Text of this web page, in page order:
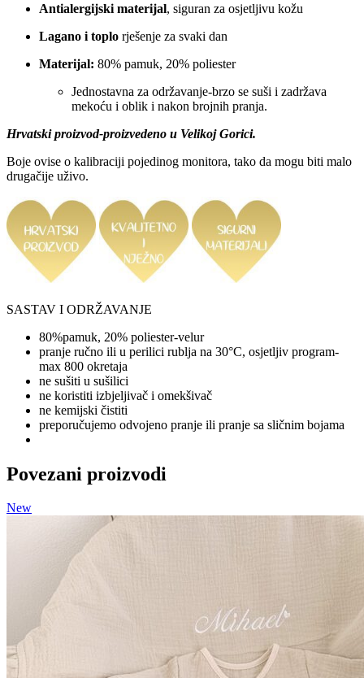
Antialergijski materijal, siguran za osjetljivu kožu
Lagano i toplo rješenje za svaki dan
Materijal: 80% pamuk, 20% poliester
Jednostavna za održavanje-brzo se suši i zadržava
mekoću i oblik i nakon brojnih pranja.
Hrvatski proizvod-proizvedeno u Velikoj Gorici.
Boje ovise o kalibraciji pojedinog monitora, tako da mogu biti malo
drugačije uživo.
SASTAV I ODRŽAVANJE
80%pamuk, 20% poliester-velur
pranje ručno ili u perilici rublja na 30°C, osjetljiv program-
max 800 okretaja
ne sušiti u sušilici
ne koristiti izbjeljivač i omekšivač
ne kemijski čistiti
preporučujemo odvojeno pranje ili pranje sa sličnim bojama
Povezani proizvodi
New